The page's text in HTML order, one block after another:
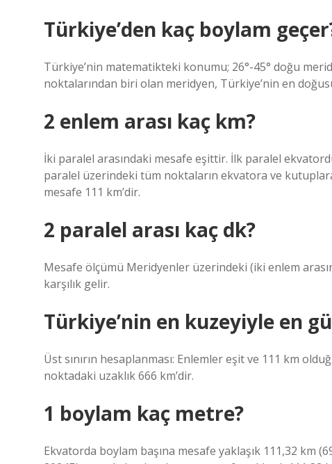
Türkiye’den kaç boylam
Türkiye’nin matematikteki konumu; 26°-45° doğu
noktalarından biri olan meridyen, Türkiye’nin en
2 enlem arası kaç km?
İki paralel arasındaki mesafe eşittir. İlk paralel
paralel üzerindeki tüm noktaların ekvatora ve
mesafe 111 km’dir.
2 paralel arası kaç dk?
Mesafe ölçümü Meridyenler üzerindeki (iki enlem
karşılık gelir.
Türkiye’nin en kuzeyiyle en
Üst sınırın hesaplanması: Enlemler eşit ve 111 km
noktadaki uzaklık 666 km’dir.
1 boylam kaç metre?
Ekvatorda boylam başına mesafe yaklaşık 111,32 km